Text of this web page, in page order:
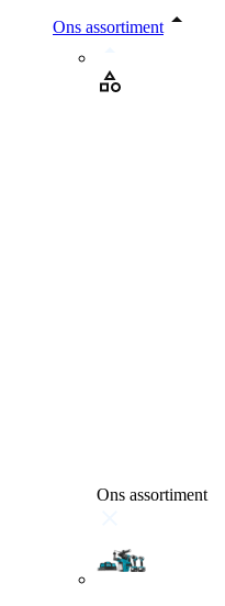
Ons assortiment
Ons assortiment